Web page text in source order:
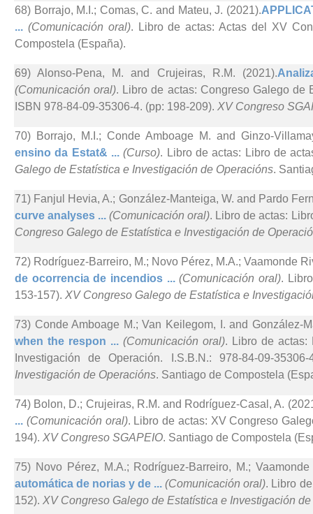
68) Borrajo, M.I.; Comas, C. and Mateu, J. (2021).
... (Comunicación oral). Libro de actas: Actas del XV
Compostela (España).
69) Alonso-Pena, M. and Crujeiras, R.M. (2021).
(Comunicación oral). Libro de actas: Congreso Galego de
ISBN 978-84-09-35306-4. (pp: 198-209). XV Congreso
70) Borrajo, M.I.; Conde Amboage M. and Ginzo-
ensino da Estat& ...(Curso). Libro de actas: Libro de
Galego de Estatística e Investigación de Operacións.
71) Fanjul Hevia, A.; González-Manteiga, W. and Pardo
curve analyses ...(Comunicación oral). Libro de actas:
Congreso Galego de Estatística e Investigación de
72) Rodríguez-Barreiro, M.; Novo Pérez, M.A.; Vaamonde
de ocorrencia de incendios ...(Comunicación oral).
153-157). XV Congreso Galego de Estatística e
73) Conde Amboage M.; Van Keilegom, I. and González-
when the respon ... (Comunicación oral). Libro de actas:
Investigación de Operación. I.S.B.N.: 978-84-09-
Investigación de Operacións. Santiago de Compostela
74) Bolon, D.; Crujeiras, R.M. and Rodríguez-Casal, A.
... (Comunicación oral). Libro de actas: XV Congreso
194). XV Congreso SGAPEIO. Santiago de Compostela
75) Novo Pérez, M.A.; Rodríguez-Barreiro, M.;
automática de norias y de ...(Comunicación oral). Libro
152). XV Congreso Galego de Estatística e Investigación